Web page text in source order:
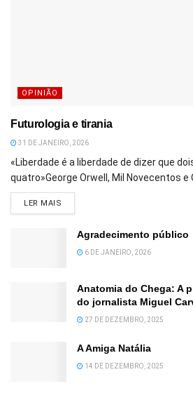
OPINIÃO
Futurologia e tirania
31 DE JANEIRO, 2026
«Liberdade é a liberdade de dizer que
quatro»George Orwell, Mil Novecentos e
LER MAIS
Agradecimento público
6 DE JANEIRO, 2026
Anatomia do Chega: A
do jornalista Miguel
27 DE DEZEMBRO, 2025
A Amiga Natália
14 DE DEZEMBRO, 2025